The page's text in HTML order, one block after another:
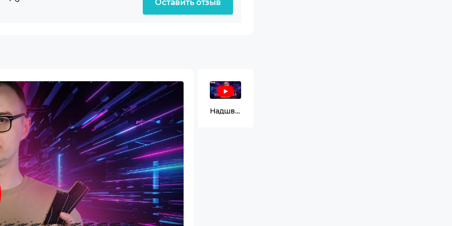
Gold
Black fans (Front) + 1x140mm Black fan (Rear) +
Black fans (Top for cooling system)
+ 2xUSB2.0 + Audio
FlashBack button 1 x DisplayPort 1 x HDMI 2 x Wi-Fi 7
1 x Realtek 2.5Gb Ethernet port 1 x USB 3.2 Gen 2x2
C) 3 x USB 3.2 Gen 2 ports (Type-A) 4 x USB 3.2 Gen 1
A) 2 x USB 2.0 ports (Type-A) 5 x Audio jacks
DisplayPort 1.4a
Оставить отзыв
Надшвидкі комплекти DDR5 працюють! Тести DDR5-6400 та 7600 на Ryzen 9 7900X